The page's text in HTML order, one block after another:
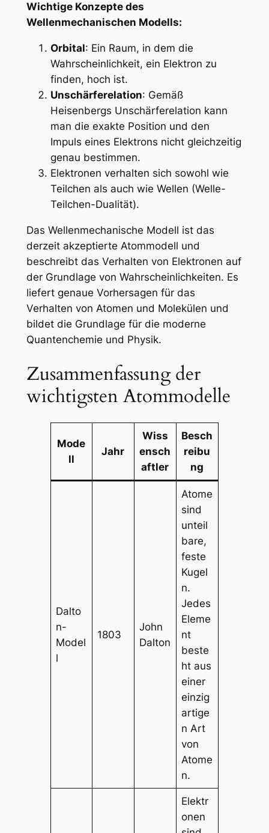
Wichtige Konzepte des
Wellenmechanischen Modells:
Orbital: Ein Raum, in dem die
Wahrscheinlichkeit, ein Elektron zu
finden, hoch ist.
Unschärferelation: Gemäß
Heisenbergs Unschärferelation kann
man die exakte Position und den
Impuls eines Elektrons nicht gleichzeitig
genau bestimmen.
Elektronen verhalten sich sowohl wie
Teilchen als auch wie Wellen (Welle-
Teilchen-Dualität).
Das Wellenmechanische Modell ist das
derzeit akzeptierte Atommodell und
beschreibt das Verhalten von Elektronen auf
der Grundlage von Wahrscheinlichkeiten. Es
liefert genaue Vorhersagen für das
Verhalten von Atomen und Molekülen und
bildet die Grundlage für die moderne
Quantenchemie und Physik.
Zusammenfassung der
wichtigsten Atommodelle
Mode
ll
Jahr
Wiss
ensch
aftler
Besch
reibu
ng
Dalto
n-
Model
l
1803
John
Dalton
Atome
sind
unteil
bare,
feste
Kugel
n.
Jedes
Eleme
nt
beste
ht aus
einer
einzig
artige
n Art
von
Atome
n.
Elektr
onen